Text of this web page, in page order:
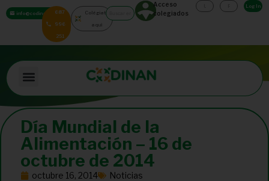
info@codinan.org687
996
251
Colégiate
aquí
Acceso
colegiados
Log In
Día Mundial de la
Alimentación – 16 de
octubre de 2014
octubre 16, 2014
Noticias